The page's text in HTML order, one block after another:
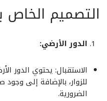
التصميم الخاص
الدور الأرضي:
الاستقبال: يحتوي الدور
للزوار، بالإضافة إلى وجود
الضرورية.